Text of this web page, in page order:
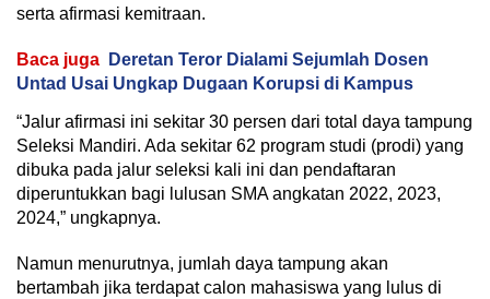
serta afirmasi kemitraan.
Baca juga
Deretan Teror Dialami Sejumlah Dosen
Untad Usai Ungkap Dugaan Korupsi di Kampus
“Jalur afirmasi ini sekitar 30 persen dari total daya tampung
Seleksi Mandiri. Ada sekitar 62 program studi (prodi) yang
dibuka pada jalur seleksi kali ini dan pendaftaran
diperuntukkan bagi lulusan SMA angkatan 2022, 2023,
2024,” ungkapnya.
Namun menurutnya, jumlah daya tampung akan
bertambah jika terdapat calon mahasiswa yang lulus di